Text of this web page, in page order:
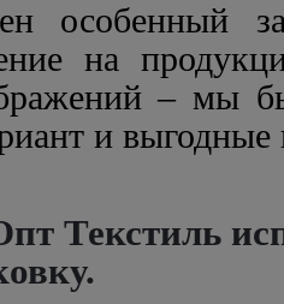
особенный
на
– мы
и
Текстиль